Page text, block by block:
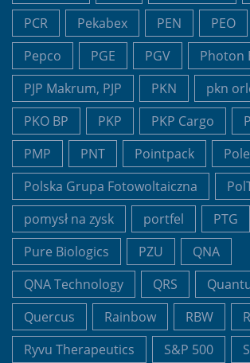
PCR
Pekabex PEN PEO
Pepco
PGE PGV
Photon
PJP Makrum, PJP
PKN pkn
PKO BP
PKP PKP Cargo
PMP
PNT Pointpack
Polska Grupa Fotowoltaiczna
pomysł na zysk
portfel PTG
Pure Biologics
PZU
QNA
QNA Technology
QRS
Quercus
Rainbow RBW
Ryvu Therapeutics
S&P 500